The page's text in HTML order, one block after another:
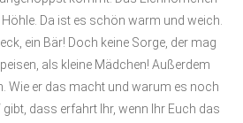
Da ist es schön warm und weich.
ein Bär! Doch keine Sorge, der mag
als kleine Mädchen! Außerdem
Wie er das macht und warum es noch
gibt, dass erfahrt Ihr, wenn Ihr Euch das